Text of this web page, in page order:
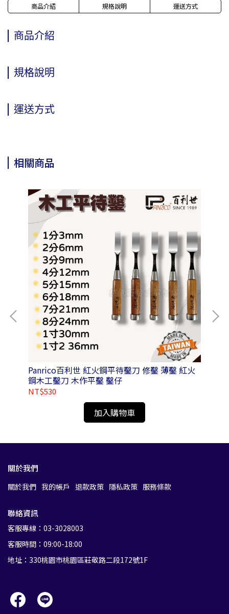
商品介紹 規格說明 運送方式
商品介紹
規格說明
運送方式
相關商品
Panrico百利世 紅火鋼平待鑿刀 修鑿 薄鑿 紅火
鋼木工鑿刀 木作平鑿 鑿仔
NT$530
加入購物車
關於我們
關於我們 我的帳戶 退款政策 隱私政策 服務條款
聯絡資訊
客服專線：03-3028003
客服時間：09:00-18:00
地址：330桃園市桃園區莊敬路二段172號1F